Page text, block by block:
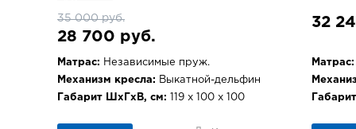
35 000 руб.
28 700 руб.
Матрас: Независимые пруж.
Механизм кресла: Выкатной-дельфин
Габарит ШхГхВ, см: 119 х 100 х 100
32
Матрас: